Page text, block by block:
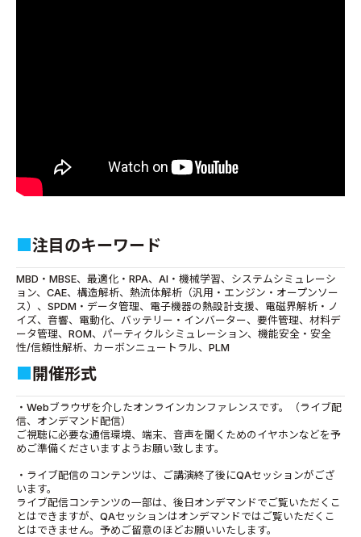
注目のキーワード
MBD・MBSE、最適化・RPA、AI・機械学習、システムシミュレーシ
ョン、CAE、構造解析、熱流体解析（汎用・エンジン・オープンソー
ス）、SPDM・データ管理、電子機器の熱設計支援、電磁界解析・ノ
イズ、音響、電動化、バッテリー・インバーター、要件管理、材料デ
ータ管理、ROM、パーティクルシミュレーション、機能安全・安全
性/信頼性解析、カーボンニュートラル、PLM
開催形式
・Webブラウザを介したオンラインカンファレンスです。（ライブ配
信、オンデマンド配信）
ご視聴に必要な通信環境、端末、音声を聞くためのイヤホンなどを予
めご準備くださいますようお願い致します。
・ライブ配信のコンテンツは、ご講演終了後にQAセッションがござ
います。
ライブ配信コンテンツの一部は、後日オンデマンドでご覧いただくこ
とはできますが、QAセッションはオンデマンドではご覧いただくこ
とはできません。予めご留意のほどお願いいたします。